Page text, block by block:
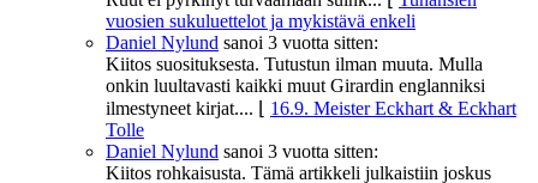
vuosien sukuluettelot ja mykistävä enkeli
Daniel Nylund sanoi 3 vuotta sitten:
Kiitos suosituksesta. Tutustun ilman muuta. Mulla
onkin luultavasti kaikki muut Girardin englanniksi
ilmestyneet kirjat....
16.9. Meister Eckhart & Eckhart
Tolle
Daniel Nylund sanoi 3 vuotta sitten:
Kiitos rohkaisusta. Tämä artikkeli julkaistiin joskus